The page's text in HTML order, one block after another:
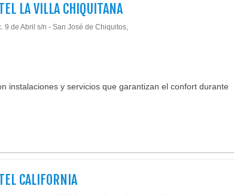
LA VILLA CHIQUITANA
9 de Abril s/n - San José de Chiquitos,
instalaciones y servicios que garantizan el confort durante
CALIFORNIA